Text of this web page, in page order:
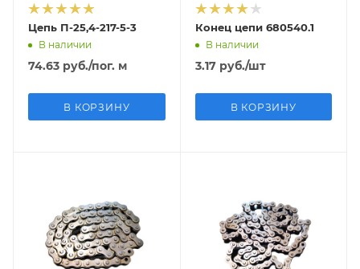
Цепь П-25,4-217-5-3
В наличии
74.63 руб./пог. м
В КОРЗИНУ
Конец цепи 680540.1
В наличии
3.17руб./шт
В КОРЗИНУ